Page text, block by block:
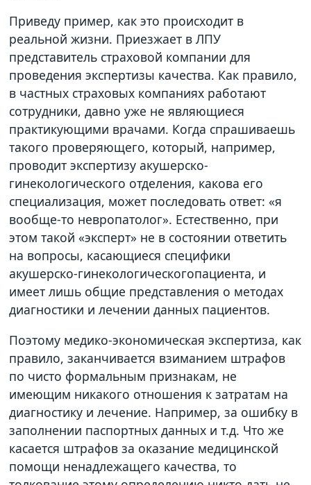
Приведу пример, как это происходит в
реальной жизни. Приезжает в ЛПУ
представитель страховой компании для
проведения экспертизы качества. Как правило,
в частных страховых компаниях работают
сотрудники, давно уже не являющиеся
практикующими врачами. Когда спрашиваешь
такого проверяющего, который, например,
проводит экспертизу акушерско-
гинекологического отделения, какова его
специализация, может последовать ответ: «я
вообще-то невропатолог». Естественно, при
этом такой «эксперт» не в состоянии ответить
на вопросы, касающиеся специфики
акушерско-гинекологическогопациента, и
имеет лишь общие представления о методах
диагностики и лечении данных пациентов.
Поэтому медико-экономическая экспертиза, как
правило, заканчивается взиманием штрафов
по чисто формальным признакам, не
имеющим никакого отношения к затратам на
диагностику и лечение. Например, за ошибку в
заполнении паспортных данных и т.д. Что же
касается штрафов за оказание медицинской
помощи ненадлежащего качества, то